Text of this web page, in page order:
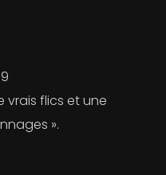
vrais flics et une
».